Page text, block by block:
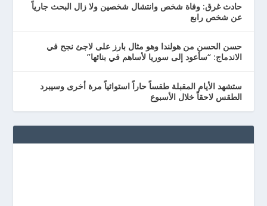
حادث غرق: وفاة شخص وانتشال شخصين ولا زال البحث جارياً
عن شخص رابع
حسن الحسن من هولندا وهو مثال بارز على لاجئ نجح في
الاندماج: “سأعود إلى سوريا لأساهم في بنائها”
ستشهد الأيام المقبلة طقساً حاراً استوائياً مرة أخرى وسيبرد
الطقس لاحقاً خلال الأسبوع